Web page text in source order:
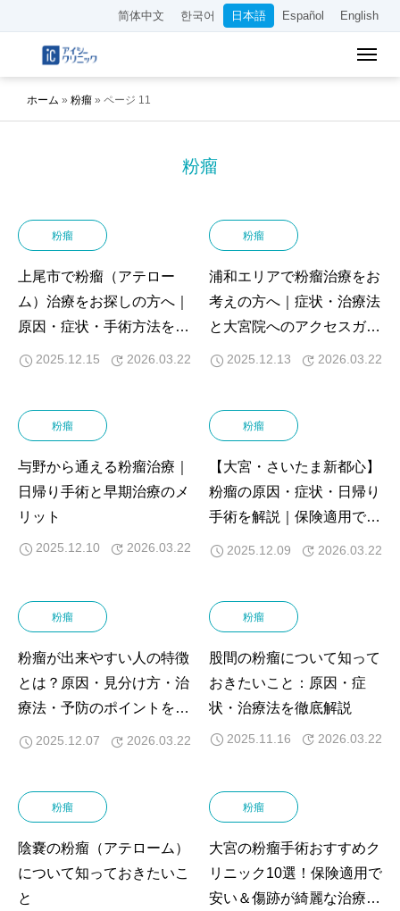
简体中文 한국어 日本語 Español English
ホーム » 粉瘤 » ページ 11
粉瘤
粉瘤
上尾市で粉瘤（アテロー
ム）治療をお探しの方へ｜
原因・症状・手術方法を詳
しく解説
2025.12.15 2026.03.22
粉瘤
浦和エリアで粉瘤治療をお
考えの方へ｜症状・治療法
と大宮院へのアクセスガイ
ド
2025.12.13 2026.03.22
粉瘤
与野から通える粉瘤治療｜
日帰り手術と早期治療のメ
リット
2025.12.10 2026.03.22
粉瘤
【大宮・さいたま新都心】
粉瘤の原因・症状・日帰り
手術を解説｜保険適用で治
療可能
2025.12.09 2026.03.22
粉瘤
粉瘤が出来やすい人の特徴
とは？原因・見分け方・治
療法・予防のポイントを医
師が徹底解説
2025.12.07 2026.03.22
粉瘤
股間の粉瘤について知って
おきたいこと：原因・症
状・治療法を徹底解説
2025.11.16 2026.03.22
粉瘤
陰嚢の粉瘤（アテローム）
について知っておきたいこ
と
粉瘤
大宮の粉瘤手術おすすめク
リニック10選！保険適用で
安い＆傷跡が綺麗な治療法